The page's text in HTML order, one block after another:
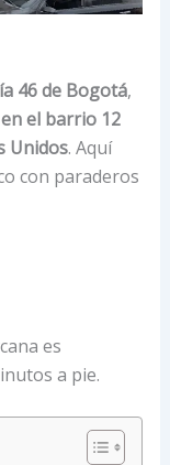
46 de Bogotá,
el barrio 12
Unidos. Aquí
con paraderos
es
a pie.